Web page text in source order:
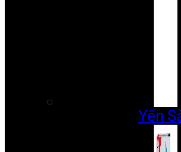
Yến